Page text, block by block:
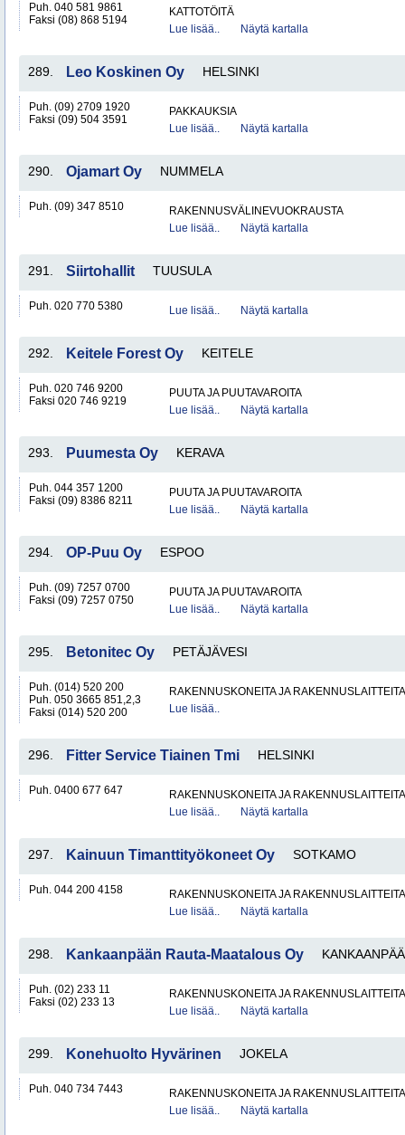
Puh. 040 581 9861
Faksi (08) 868 5194
KATTOTÖITÄ
Lue lisää..
Näytä kartalla
289. Leo Koskinen Oy HELSINKI
Puh. (09) 2709 1920
Faksi (09) 504 3591
PAKKAUKSIA
Lue lisää..
Näytä kartalla
290. Ojamart Oy NUMMELA
Puh. (09) 347 8510
RAKENNUSVÄLINEVUOKRAUSTA
Lue lisää..
Näytä kartalla
291. Siirtohallit TUUSULA
Puh. 020 770 5380 Lue lisää.. Näytä kartalla
292. Keitele Forest Oy KEITELE
Puh. 020 746 9200
Faksi 020 746 9219
PUUTA JA PUUTAVAROITA
Lue lisää..
Näytä kartalla
293. Puumesta Oy KERAVA
Puh. 044 357 1200
Faksi (09) 8386 8211
PUUTA JA PUUTAVAROITA
Lue lisää..
Näytä kartalla
294. OP-Puu Oy ESPOO
Puh. (09) 7257 0700
Faksi (09) 7257 0750
PUUTA JA PUUTAVAROITA
Lue lisää..
Näytä kartalla
295. Betonitec Oy PETÄJÄVESI
Puh. (014) 520 200
Puh. 050 3665 851,2,3
Faksi (014) 520 200
RAKENNUSKONEITA JA RAKENNUSLAITTEITA
Lue lisää..
296. Fitter Service Tiainen Tmi HELSINKI
Puh. 0400 677 647
RAKENNUSKONEITA JA RAKENNUSLAITTEITA
Lue lisää..
Näytä kartalla
297. Kainuun Timanttityökoneet Oy SOTKAMO
Puh. 044 200 4158
RAKENNUSKONEITA JA RAKENNUSLAITTEITA
Lue lisää..
Näytä kartalla
298. Kankaanpään Rauta-Maatalous Oy KANKAANPÄÄ
Puh. (02) 233 11
Faksi (02) 233 13
RAKENNUSKONEITA JA RAKENNUSLAITTEITA
Lue lisää..
Näytä kartalla
299. Konehuolto Hyvärinen JOKELA
Puh. 040 734 7443
RAKENNUSKONEITA JA RAKENNUSLAITTEITA
Lue lisää..
Näytä kartalla